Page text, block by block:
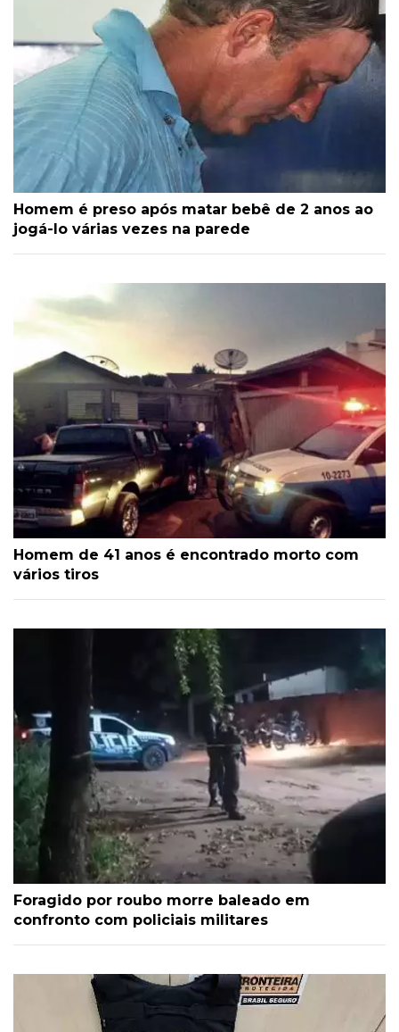
Homem é preso após matar bebê de 2 anos ao
jogá-lo várias vezes na parede
Homem de 41 anos é encontrado morto com
vários tiros
Foragido por roubo morre baleado em
confronto com policiais militares